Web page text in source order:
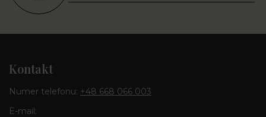
Kontakt
Numer telefonu: +48 668 066 003
E-mail: